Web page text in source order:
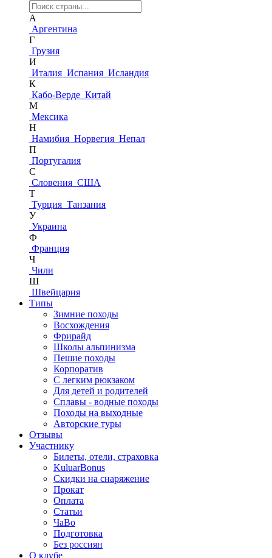
А
Аргентина
Г
Грузия
И
Италия Испания Исландия
К
Кабо-Верде Китай
М
Мексика
Н
Намибия Норвегия Непал
П
Португалия
С
Словения США
Т
Турция Танзания
У
Украина
Ф
Франция
Ч
Чили
Ш
Швейцария
Типы
Зимние походы
Восхождения
Фрирайд
Школы альпинизма
Пешие походы
Корпоратив
С легким рюкзаком
Для детей и родителей
Сплавы - водные походы
Походы на выходные
Авторские туры
Отзывы
Участнику
Билеты, отели, страховка
KuluarBonus
Скидки на снаряжение
Прокат
Оплата
Статьи
ЧаВо
Подготовка
Без россиян
О клубе